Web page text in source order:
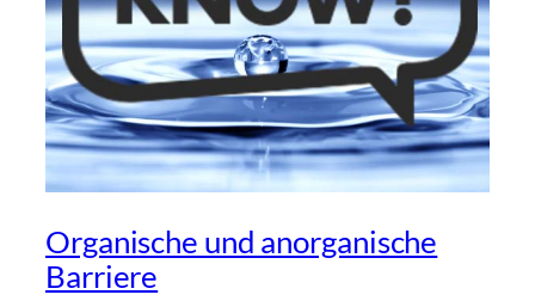
Organische und anorganische
Barriere